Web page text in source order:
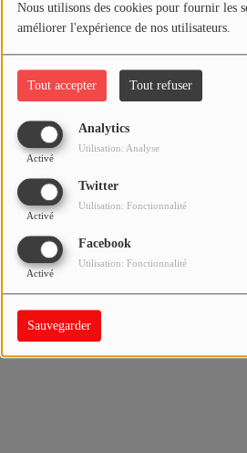
Nous utilisons des cookies pour fournir les
améliorer l'expérience de nos utilisateurs.
Tout accepter Tout refuser
Analytics
Activé
Utilisation: Analyse
Twitter
Activé
Utilisation: Fonctionnalité
Facebook
Activé
Utilisation: Fonctionnalité
Sauvegarder